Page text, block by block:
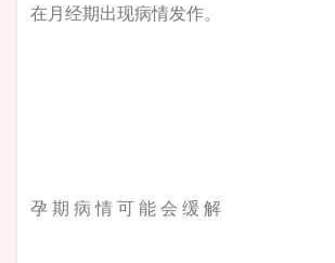
在月经期出现病情发作。
孕 期 病 情 可 能 会 缓 解